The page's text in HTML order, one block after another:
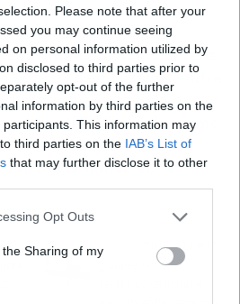
Please note that after your
you may continue seeing
on personal information utilized by
disclosed to third parties prior to
opt-out of the further
information by third parties on the
participants. This information may
third parties on the IAB’s List of
that may further disclose it to other
Opt Outs
Sharing of my
Su capacidad para
de manera eficiente y
ambiente los convierte
poderosa en la lucha contra
Empresas como Solei
están liderando el camino
beneficios de esta
su viabilidad en la
Artículo siguiente
¿Cuáles son los